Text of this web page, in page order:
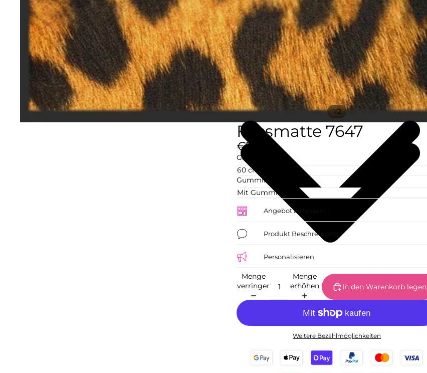
1/2
Fussmatte 7647
€77,09
Größe
Gummirand
Angebot anfordern
Produkt Beschreibung
Personalisieren
Menge
verringern
Menge
erhöhen
In den Warenkorb legen
Weitere Bezahlmöglichkeiten